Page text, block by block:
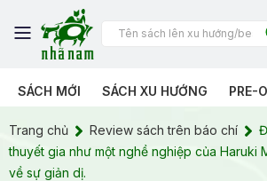
SÁCH MỚI SÁCH XU HƯỚNG PRE-
Trang chủ Review sách trên báo chí
thuyết gia như một nghề nghiệp của Haruki
về sự giản dị.